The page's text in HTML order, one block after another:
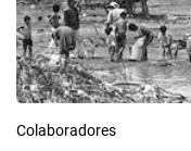
Colaboradores